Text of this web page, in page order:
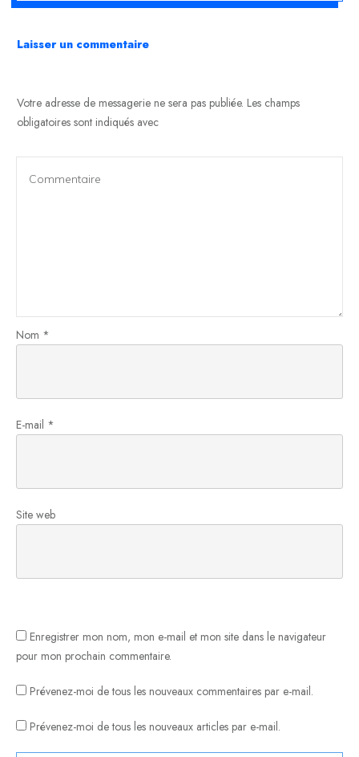
Laisser un commentaire
Votre adresse de messagerie ne sera pas publiée. Les champs
obligatoires sont indiqués avec
Nom *
E-mail *
Site web
Enregistrer mon nom, mon e-mail et mon site dans le navigateur
pour mon prochain commentaire.
Prévenez-moi de tous les nouveaux commentaires par e-mail.
Prévenez-moi de tous les nouveaux articles par e-mail.